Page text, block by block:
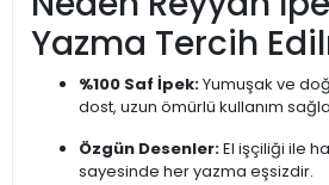
Yazma Tercih
%100 Saf İpek:Yumuşak ve
dost, uzun ömürlü kullanım
Özgün Desenler:El işçiliği ile
sayesinde her yazma eşsizdir.